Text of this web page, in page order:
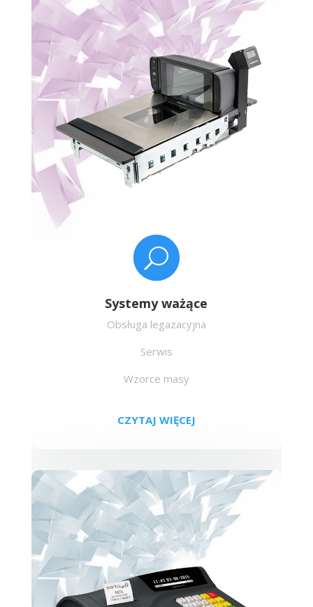
U
Systemy ważące
Obsługa legazacyjna
Serwis
Wzorce masy
CZYTAJ WIĘCEJ